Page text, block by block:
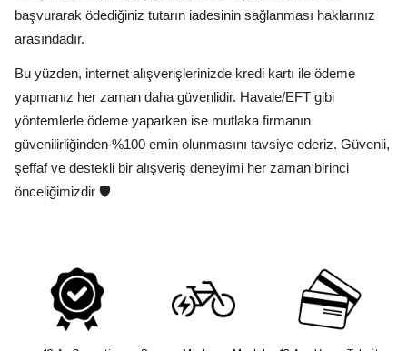
başvurarak ödediğiniz tutarın iadesinin sağlanması haklarınız
arasındadır.
Bu yüzden, internet alışverişlerinizde kredi kartı ile ödeme
yapmanız her zaman daha güvenlidir. Havale/EFT gibi
yöntemlerle ödeme yaparken ise mutlaka firmanın
güvenilirliğinden %100 emin olunmasını tavsiye ederiz. Güvenli,
şeffaf ve destekli bir alışveriş deneyimi her zaman birinci
önceliğimizdir 🛡️